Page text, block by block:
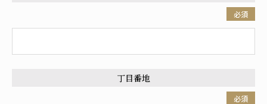
必須
丁目番地
必須